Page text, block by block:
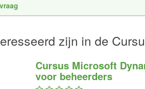
zijn in de
Cursus Microsoft
voor beheerders